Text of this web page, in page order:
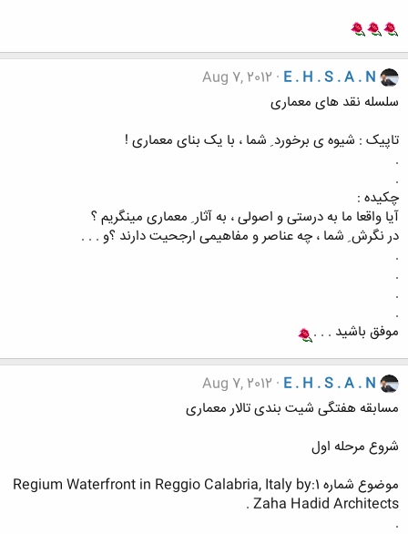
E . H . S . A . N
Aug 7, 2012
سلسله نقد های معماری
تاپیک : شیوه ی برخورد ِ شما ، با یک بنای معماری !
.
.
چکیده :
آیا واقعا ما به درستی و اصولی ، به آثار ِ معماری مینگریم ؟
در نگرش ِ شما ، چه عناصر و مفاهیمی ارجحیت دارند ؟و . . .
.
.
.
.
موفق باشید . . .
E . H . S . A . N
Aug 7, 2012
مسابقه هفتگی شیت بندی تالار معماری
شروع مرحله اول
موضوع شماره 1:Regium Waterfront in Reggio Calabria, Italy by
Zaha Hadid Architects .
.